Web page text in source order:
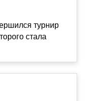
турнир
стала